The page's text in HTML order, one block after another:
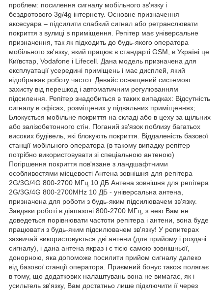
проблем: посилення сигналу мобільного зв'язку і
бездротового 3g/4g інтернету. Основне призначення
аксесуара – підсилити слабкий сигнал або ретранслювати
покриття з вулиці в приміщення. Репітер має універсальне
призначення, так як підходить до будь-якого оператора
мобільного зв'язку, який працює в стандарті GSM, в Україні це
Київстар, Vodafone і Lifecell. Дана модель призначена для
експлуатації усередині приміщень і має дисплей, який
відображає роботу частот. Девайс оснащений системою
захисту від перешкод і автоматичним регулюванням
підсилення. Репітер знадобиться в таких випадках: Відсутність
сигналу в офісах, розміщених у підвальних приміщеннях;
Блокується мобільне покриття на складі або в цеху за щільних
або залізобетонного стін. Поганий зв'язок поблизу багатьох
високих будівель, які блокують покриття. Віддаленість базової
станції мобільного оператора (в такому випадку репітер
потрібно використовувати зі спеціальною антеною)
Погіршення покриття пов'язане з ландшафтними
особливостями місцевості Антена зовнішня для репітера
2G/3G/4G 800-2700 МГц 10 ДБ Антена зовнішня для репітера
2G/3G/4G 800-2700MHz 10 ДБ - універсальна антена,
призначена для роботи з будь-яким підсилювачем зв'язку.
Завдяки роботі в діапазоні 800-2700 МГц, з нею Вам не
доведеться порівнювати частоти репітера і антени, вона буде
працювати з будь-яким підсилювачем зв'язку! У репитерах
зазвичай використовується дві антени (для прийому і роздачі
сигналу), і дана антена якраз і є тією самою зовнішньої,
донорною, яка допоможе посилити прийом сигналу далеко
від базової станції оператора. Приємний бонус також полягає
в тому, що додаткових налаштувань вона не вимагає, як і
усильтель зв'язку, Вам достатньо лише підключити її через